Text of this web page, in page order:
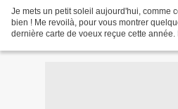
Je mets un petit soleil aujourd'hui, comme
bien ! Me revoilà, pour vous montrer
dernière carte de voeux reçue cette